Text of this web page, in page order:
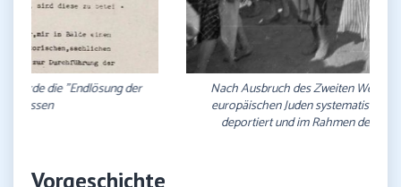
Nach Ausbruch des Zweiten Weltkriegs (1939) wurden die
europäischen Juden systematisch in Konzentrationslager
deportiert und im Rahmen des "Holocaust" ermordet
Vorgeschichte